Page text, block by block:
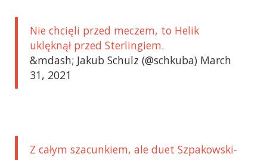
Nie chcięli przed meczem, to Helik
uklęknął przed Sterlingiem.
&mdash; Jakub Schulz (@schkuba) March
31, 2021
Z całym szacunkiem, ale duet Szpakowski-